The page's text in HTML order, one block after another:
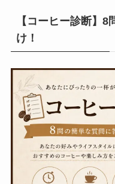
【コーヒー診断】
け！